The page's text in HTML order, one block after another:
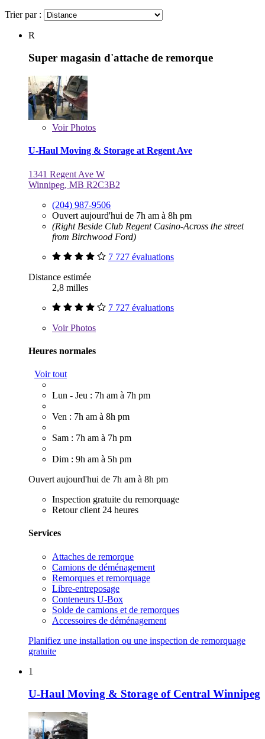
Trier par :
R
Super magasin d'attache de remorque
VoirPhotos
U-Haul Moving & Storage at Regent Ave
1341 Regent Ave W
Winnipeg, MB R2C3B2
(204) 987-9506
Ouvert aujourd'hui de 7h am à 8h pm
(Right Beside Club Regent Casino-Across the street
from Birchwood Ford)
7 727 évaluations
Distance estimée
2,8 milles
7 727 évaluations
VoirPhotos
Heures normales
Voir tout
Lun - Jeu : 7h am à 7h pm
Ven : 7h am à 8h pm
Sam : 7h am à 7h pm
Dim : 9h am à 5h pm
Ouvert aujourd'hui de 7h am à 8h pm
Inspection gratuite du remorquage
Retour client 24 heures
Services
Attaches de remorque
Camions de déménagement
Remorques et remorquage
Libre-entreposage
Conteneurs U-Box
Solde de camions et de remorques
Accessoires de déménagement
Planifiez une installation ou une inspection de remorquage
gratuite
1
U-Haul Moving & Storage of Central Winnipeg